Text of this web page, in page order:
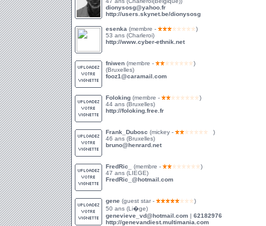
dionysosg@yahoo.fr
http://users.skynet.be/dionysosg
esenka (membre -
)
53 ans (Charleroi)
http://www.cyber-ethnik.net
fniwen (membre -
)
(Bruxelles)
fooz1@caramail.com
Foloking (membre -
)
44 ans (Bruxelles)
http://foloking.free.fr
Frank_Dubosc (mickey -
)
46 ans (Bruxelles)
bruno@henrard.net
FredRic_ (membre -
)
47 ans (LIEGE)
FredRic_@hotmail.com
gene (guest star -
)
50 ans (Li�ge)
genevieve_vd@hotmail.com | 62182976
http://genevandiest.multimania.com